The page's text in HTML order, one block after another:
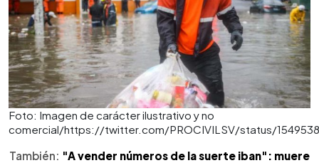
Foto: Imagen de carácter ilustrativo y no
comercial/https://twitter.com/PROCIVILSV/status/
También: "A vender números de la suerte iban": muere